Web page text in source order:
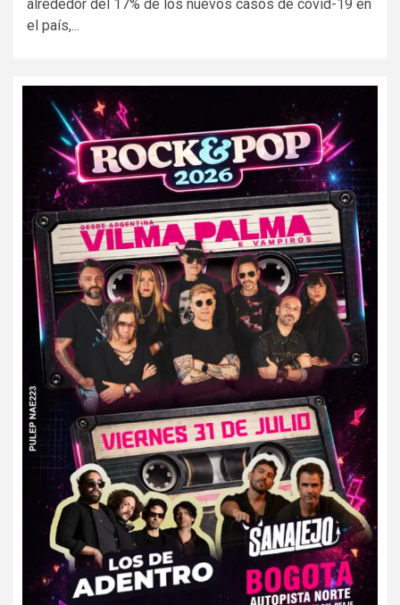
alrededor del 17% de los nuevos casos de covid-19 en
el país,...